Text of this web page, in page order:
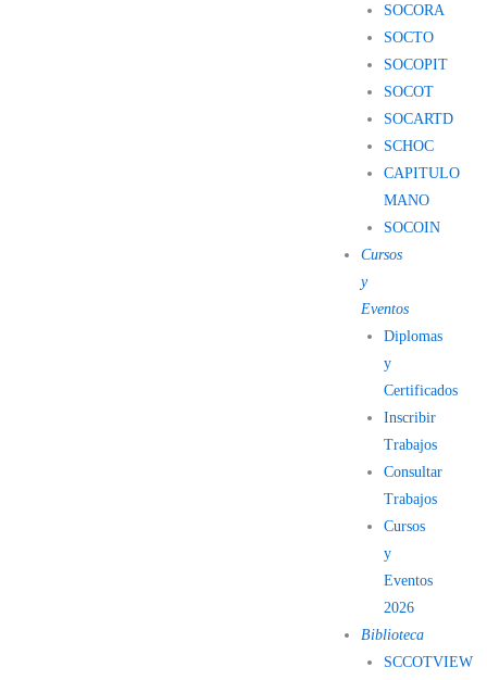
SOCORA
SOCTO
SOCOPIT
SOCOT
SOCARTD
SCHOC
CAPITULO
MANO
SOCOIN
Cursos
y
Eventos
Diplomas
y
Certificados
Inscribir
Trabajos
Consultar
Trabajos
Cursos
y
Eventos
2026
Biblioteca
SCCOTVIEW